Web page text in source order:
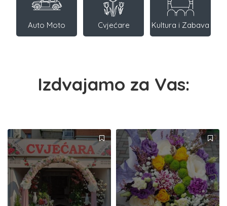
Auto Moto Cvjećare Kultura i Zabava
Izdvajamo za Vas: